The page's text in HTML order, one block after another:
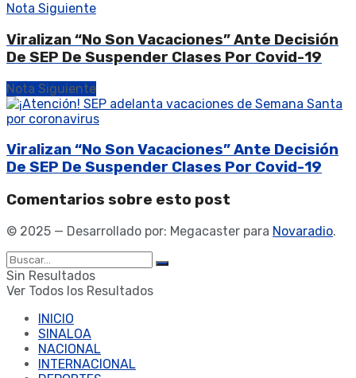
Nota Siguiente
Viralizan “No Son Vacaciones” Ante Decisión
De SEP De Suspender Clases Por Covid-19
Nota Siguiente
Viralizan “No Son Vacaciones” Ante Decisión
De SEP De Suspender Clases Por Covid-19
Comentarios sobre esto post
© 2025 — Desarrollado por: Megacaster para Novaradio.
Sin Resultados
Ver Todos los Resultados
INICIO
SINALOA
NACIONAL
INTERNACIONAL